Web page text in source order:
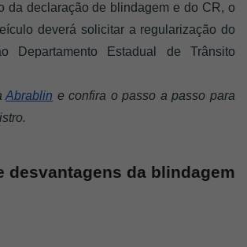
da declaração de blindagem e do CR, o
deverá solicitar a regularização do
Departamento Estadual de Trânsito
Abrablin e confira o passo a passo para
desvantagens da blindagem